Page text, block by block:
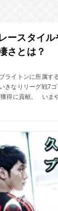
ースタイ
さとは？
ライトンに所属
きなりリーグ戦7
得に貢献。 いま